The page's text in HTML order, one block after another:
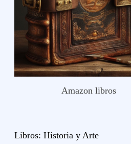
Amazon libros
Libros: Historia y Arte